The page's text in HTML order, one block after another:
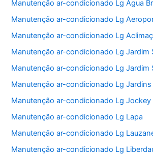
Manutenção ar-condicionado Lg Água
Manutenção ar-condicionado Lg
Manutenção ar-condicionado Lg
Manutenção ar-condicionado Lg Jardim
Manutenção ar-condicionado Lg Jardim
Manutenção ar-condicionado Lg Jardins
Manutenção ar-condicionado Lg Jockey
Manutenção ar-condicionado Lg Lapa
Manutenção ar-condicionado Lg
Manutenção ar-condicionado Lg